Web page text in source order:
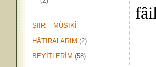
ŞİİR – MÙSIKÎ –
HÂTIRALARIM (2)
BEYİTLERİM (58)